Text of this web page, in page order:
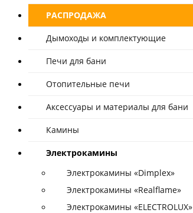
РАСПРОДАЖА
Дымоходы и комплектующие
Печи для бани
Отопительные печи
Аксессуары и материалы для бани
Камины
Электрокамины
Электрокамины «Dimplex»
Электрокамины «Realflame»
Электрокамины «ELECTROLUX»